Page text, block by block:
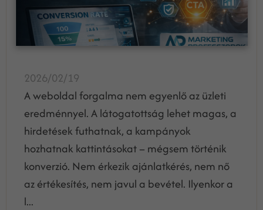
2026/02/19
A weboldal forgalma nem egyenlő az üzleti
eredménnyel. A látogatottság lehet magas, a
hirdetések futhatnak, a kampányok
hozhatnak kattintásokat – mégsem történik
konverzió. Nem érkezik ajánlatkérés, nem nő
az értékesítés, nem javul a bevétel. Ilyenkor a
l...